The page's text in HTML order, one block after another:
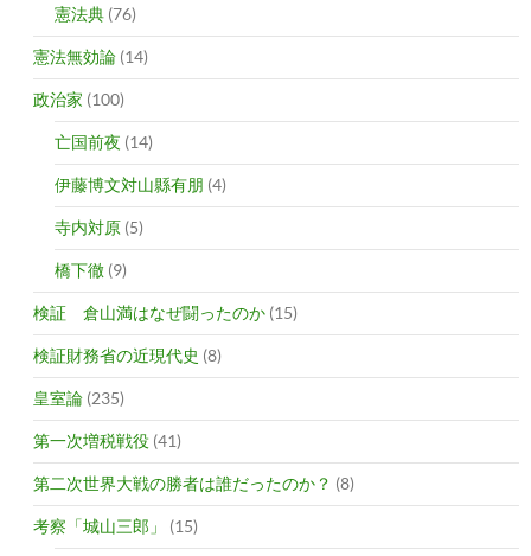
憲法典 (76)
憲法無効論 (14)
政治家 (100)
亡国前夜 (14)
伊藤博文対山縣有朋 (4)
寺内対原 (5)
橋下徹 (9)
検証 倉山満はなぜ闘ったのか (15)
検証財務省の近現代史 (8)
皇室論 (235)
第一次増税戦役 (41)
第二次世界大戦の勝者は誰だったのか？ (8)
考察「城山三郎」 (15)